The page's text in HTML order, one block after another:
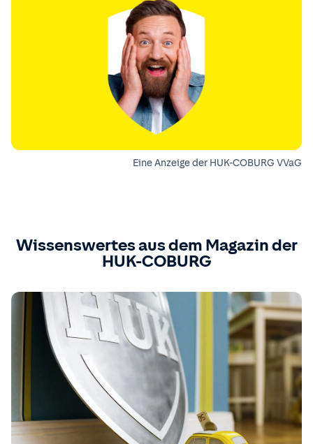
Eine Anzeige der HUK-COBURG VVaG
Wissenswertes aus dem Magazin der
HUK-COBURG